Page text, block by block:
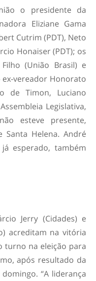
o presidente da
Eliziane Gama
Cutrim (PDT), Neto
Honaiser (PDT); os
(União Brasil) e
ex-vereador Honorato
de Timon, Luciano
Legislativa,
esteve presente,
Santa Helena. André
esperado, também
Jerry (Cidades) e
acreditam na vitória
turno na eleição para
após resultado da
“A liderança